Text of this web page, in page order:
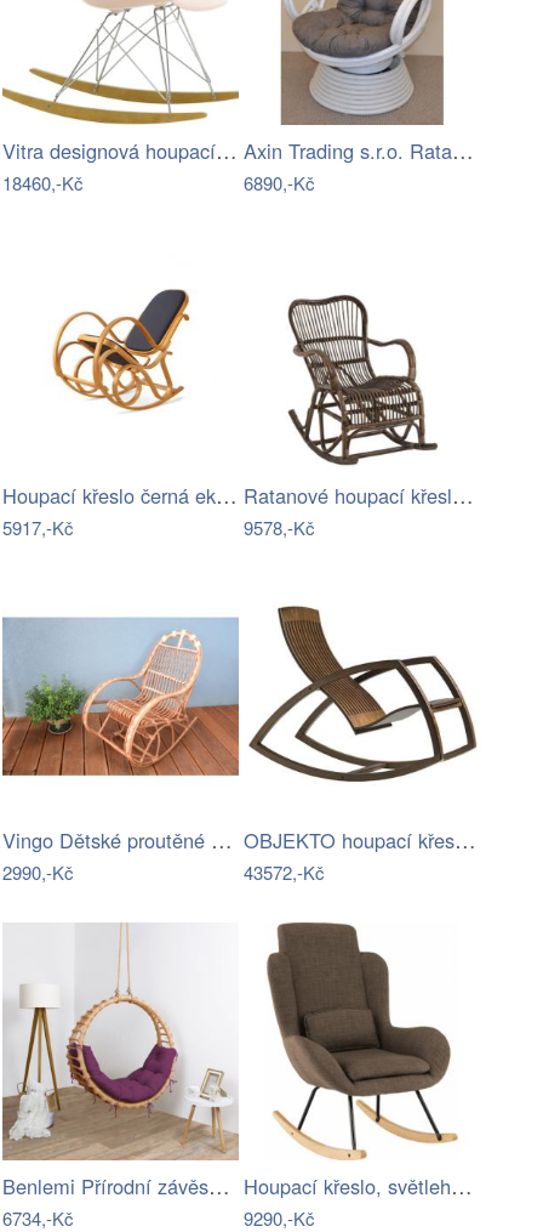
Vitra designová houpací křesla RAR
18460,-Kč
Axin Trading s.r.o. Ratanové houpací…
6890,-Kč
Houpací křeslo černá ekokůže - AT
5917,-Kč
Ratanové houpací křeslo Rocking hnědé…
9578,-Kč
Vingo Dětské proutěné houpací křeslo
2990,-Kč
OBJEKTO houpací křesla Gaivota
43572,-Kč
Benlemi Přírodní závěsná houpačka BELLA…
6734,-Kč
Houpací křeslo, světlehnědá látka /…
9290,-Kč